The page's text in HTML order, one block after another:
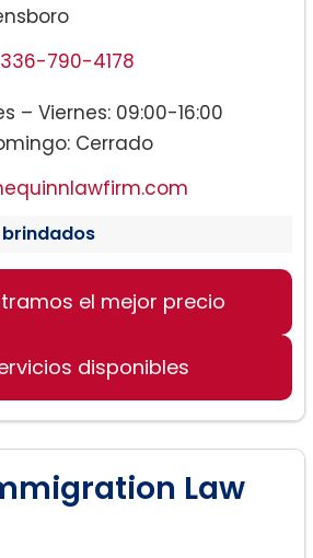
336-790-4178
– Viernes: 09:00-16:00
Cerrado
el mejor precio
disponibles
Law